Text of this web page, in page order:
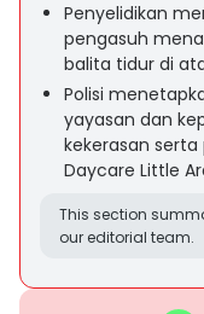
Penyelidikan
pengasuh
balita tidur di
Polisi
yayasan dan
kekerasan
Daycare Little
This section
our editorial team.